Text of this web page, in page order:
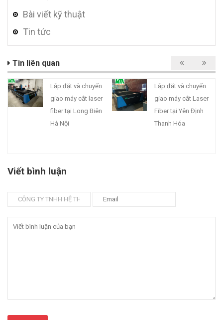
Bài viết kỹ thuật
Tin tức
Tin liên quan
Lắp đặt và chuyển
giao máy cắt laser
fiber tại Long Biên
Hà Nội
Lắp đăt và chuyển
giao máy cắt Laser
Fiber tại Yên Định
Thanh Hóa
Viết bình luận